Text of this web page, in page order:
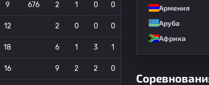
9 676 2 1 0 0
12 2 0 0 0
18 6 1 3 1
16 9 2 2 0
Армения
Аруба
Африка